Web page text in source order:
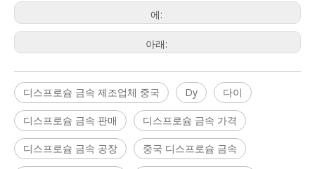
에:
아래:
디스프로슘 금속 제조업체 중국 Dy 다이
디스프로슘 금속 판매 디스프로슘 금속 가격
디스프로슘 금속 공장 중국 디스프로슘 금속